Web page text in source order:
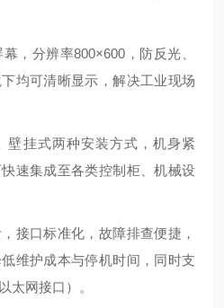
，分辨率800×600，防反光、
均可清晰显示，解决工业现场
壁挂式两种安装方式，机身紧
速集成至各类控制柜、机械设
接口标准化，故障排查便捷，
维护成本与停机时间，同时支
太网接口）。